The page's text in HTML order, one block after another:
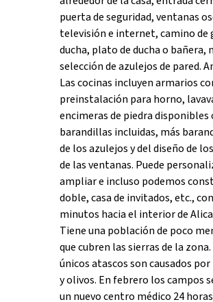
puerta de seguridad, ventanas
televisión e internet, camino de
ducha, plato de ducha o bañera,
selección de azulejos de pared.
Las cocinas incluyen armarios
preinstalación para horno,
encimeras de piedra
barandillas incluidas, más
de los azulejos y del diseño de
de las ventanas. Puede
ampliar e incluso podemos
doble, casa de invitados, etc.,
minutos hacia el interior de
Tiene una población de poco
que cubren las sierras de la
únicos atascos son causados
y olivos. En febrero los campos
un nuevo centro médico 24